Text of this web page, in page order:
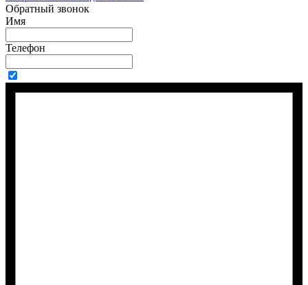
Обратный звонок
Имя
Телефон